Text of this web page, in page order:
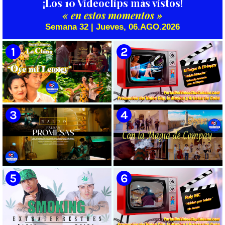
¡Los 10 Videoclips más vistos!
« en estos momentos »
Semana 32 | Jueves, 06.AGO.2026
🟡 Susel Gómez (La China) ||
¨Oye Mi Leloley¨ || Director:
Onelio Jesús Larralde González
|| Música popular bailable
cubana || Videoclip || CUBA
🟡 El Taiger & El Happy ||
¨Habla Matador¨ || Videoclip
Animado || Director: Arí Bayolo
|| Música Urbana Cubana ||
CUBA
🟡 Naldo - ¨Falsas Promesas¨ 📺
Videoclip - 🎬 Dirección:
🟡 Grupo Compay Segundo ||
¨Con La Magia de Compay¨ ||